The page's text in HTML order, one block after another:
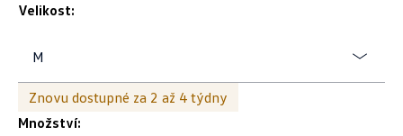
Velikost:
M
Znovu dostupné za 2 až 4 týdny
Množství: